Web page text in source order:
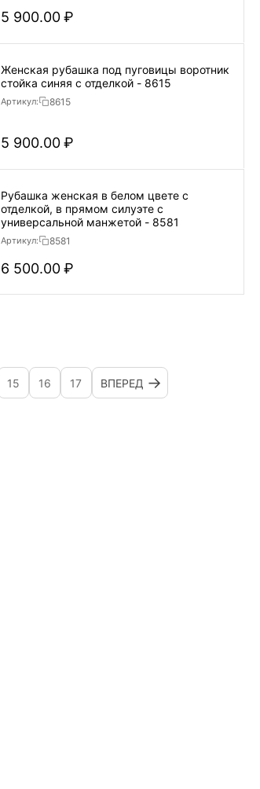
5 900.00 ₽
Женская рубашка под пуговицы воротник
стойка синяя с отделкой - 8615
Артикул: 8615
5 900.00 ₽
Рубашка женская в белом цвете с
отделкой, в прямом силуэте с
универсальной манжетой - 8581
Артикул: 8581
6 500.00 ₽
15 16 17 ВПЕРЕД